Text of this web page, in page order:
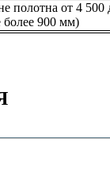
полотна от 4 500
900 мм)